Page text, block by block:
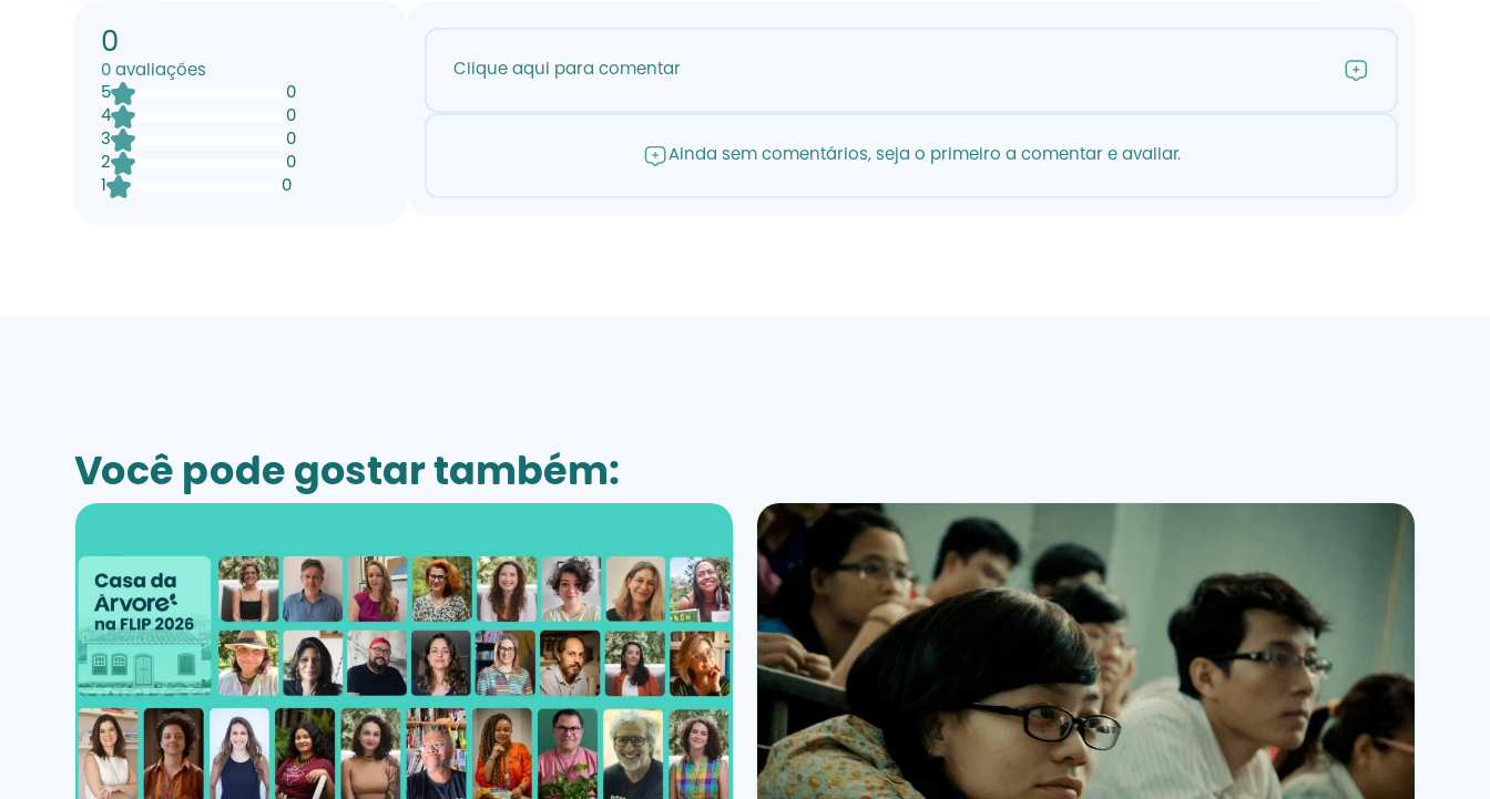
0
0 avaliações
5
0
4
0
3
0
2
0
1
0
Clique aqui para comentar
Ainda sem comentários, seja o primeiro a comentar e avaliar.
Você pode gostar também: